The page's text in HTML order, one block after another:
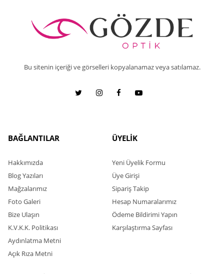
Bu sitenin içeriği ve görselleri kopyalanamaz veya satılamaz.
BAĞLANTILAR
Hakkımızda
Blog Yazıları
Mağzalarımız
Foto Galeri
Bize Ulaşın
K.V.K.K. Politikası
Aydınlatma Metni
Açık Rıza Metni
ÜYELİK
Yeni Üyelik Formu
Üye Girişi
Sipariş Takip
Hesap Numaralarımız
Ödeme Bildirimi Yapın
Karşılaştırma Sayfası